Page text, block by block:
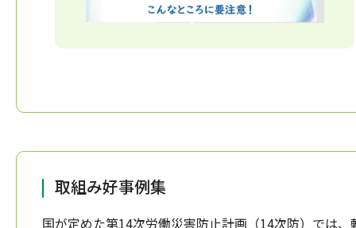
取組み好事例集
国が定めた第14次労働災害防止計画（14次防）では